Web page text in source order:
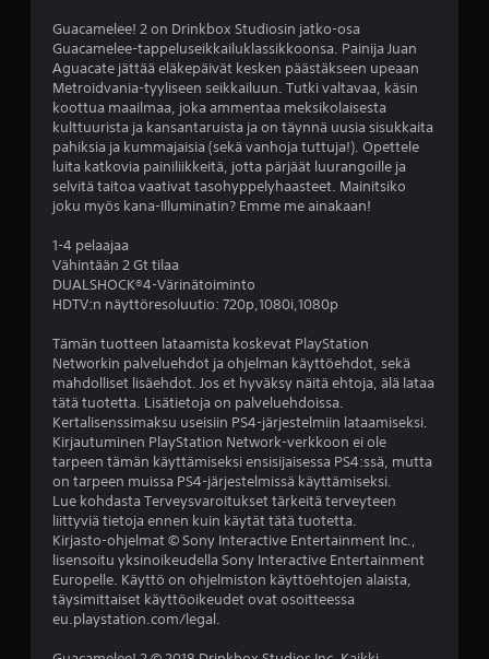
ä
v
i
i
ä
(
2
5
7
Guacamelee! 2 on Drinkbox Studiosin jatko-osa
Guacamelee-tappeluseikkailuklassikkoonsa. Painija Juan
Aguacate jättää eläkepäivät kesken päästäkseen upeaan
Metroidvania-tyyliseen seikkailuun. Tutki valtavaa, käsin
koottua maailmaa, joka ammentaa meksikolaisesta
kulttuurista ja kansantaruista ja on täynnä uusia sisukkaita
pahiksia ja kummajaisia (sekä vanhoja tuttuja!). Opettele
luita katkovia painiliikkeitä, jotta pärjäät luurangoille ja
selvitä taitoa vaativat tasohyppelyhaasteet. Mainitsiko
joku myös kana-Illuminatin? Emme me ainakaan!
1-4 pelaajaa
Vähintään 2 Gt tilaa
DUALSHOCK®4-Värinätoiminto
HDTV:n näyttöresoluutio: 720p,1080i,1080p
Tämän tuotteen lataamista koskevat PlayStation
Networkin palveluehdot ja ohjelman käyttöehdot, sekä
mahdolliset lisäehdot. Jos et hyväksy näitä ehtoja, älä lataa
tätä tuotetta. Lisätietoja on palveluehdoissa.
Kertalisenssimaksu useisiin PS4-järjestelmiin lataamiseksi.
Kirjautuminen PlayStation Network-verkkoon ei ole
tarpeen tämän käyttämiseksi ensisijaisessa PS4:ssä, mutta
on tarpeen muissa PS4-järjestelmissä käyttämiseksi.
Lue kohdasta Terveysvaroitukset tärkeitä terveyteen
liittyviä tietoja ennen kuin käytät tätä tuotetta.
Kirjasto-ohjelmat © Sony Interactive Entertainment Inc.,
lisensoitu yksinoikeudella Sony Interactive Entertainment
Europelle. Käyttö on ohjelmiston käyttöehtojen alaista,
täysimittaiset käyttöoikeudet ovat osoitteessa
eu.playstation.com/legal.